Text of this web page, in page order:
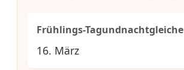
Frühlings-Tagundnachtgleiche
16. März